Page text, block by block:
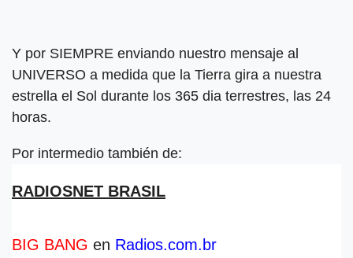
Y por SIEMPRE enviando nuestro mensaje al
UNIVERSO a medida que la Tierra gira a nuestra
estrella el Sol durante los 365 dia terrestres, las 24
horas.
Por intermedio también de:
RADIOSNET BRASIL
BIG BANG en Radios.com.br